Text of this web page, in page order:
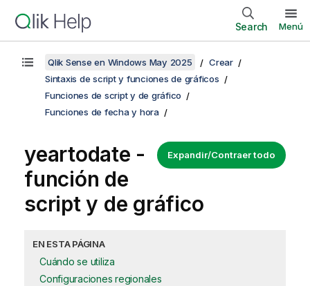
Search Menú
Qlik Sense en Windows May 2025
Crear
Sintaxis de script y funciones de gráficos
Funciones de script y de gráfico
Funciones de fecha y hora
Expandir/Contraer todo
yeartodate -
función de
script y de gráfico
EN ESTA PÁGINA
Cuándo se utiliza
Configuraciones regionales